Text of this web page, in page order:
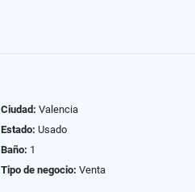
Ciudad: Valencia
Estado: Usado
Baño: 1
Tipo de negocio: Venta